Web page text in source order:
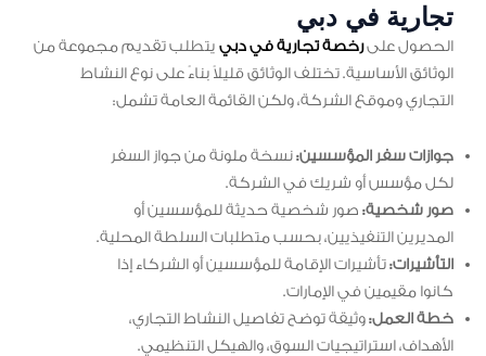
تجارية في دبي
الحصول علىرخصة تجارية في دبي يتطلب تقديم مجموعة من
الوثائق الأساسية. تختلف الوثائق قليلاً بناءً على نوع النشاط
التجاري وموقع الشركة، ولكن القائمة العامة تشمل:
جوازات سفر المؤسسين:نسخة ملونة من جواز السفر
لكل مؤسس أو شريك في الشركة.
صور شخصية: صور شخصية حديثة للمؤسسين أو
المديرين التنفيذيين، بحسب متطلبات السلطة المحلية.
التأشيرات:تأشيرات الإقامة للمؤسسين أو الشركاء إذا
كانوا مقيمين في الإمارات.
خطة العمل:وثيقة توضح تفاصيل النشاط التجاري،
الأهداف، استراتيجيات السوق، والهيكل التنظيمي.